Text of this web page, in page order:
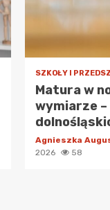
SZKOŁY I
Matura w
wymiarze
Agnieszka
2026
58